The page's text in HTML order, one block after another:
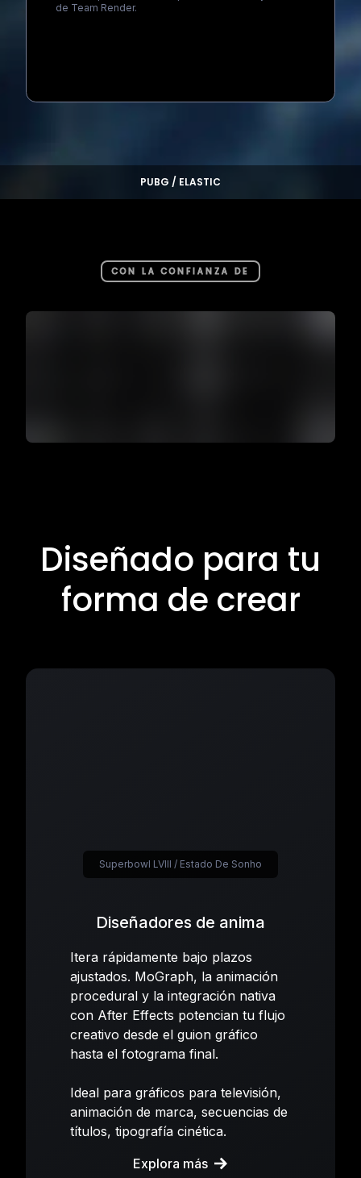
PUBG / ELASTIC
de Team Render.
CON LA CONFIANZA DE
Diseñado para tu
forma de crear
Diseñadores de anima
Itera rápidamente bajo plazos
ajustados. MoGraph, la animación
procedural y la integración nativa
con After Effects potencian tu flujo
creativo desde el guion gráfico
hasta el fotograma final.
Ideal para gráficos para televisión,
animación de marca, secuencias de
títulos, tipografía cinética.
Explora más
Superbowl LVIII / Estado De Sonho